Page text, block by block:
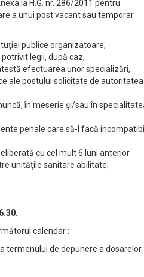
la H.G. nr. 286/2011 pentru
a unui post vacant sau temporar
publice organizatoare;
potrivit legii, după caz;
efectuarea unor specializări,
ale postului solicitate de autoritatea
în meserie şi/sau în
penale care să-l facă incompatibil
cu cel mult 6 luni anterior
unităţile sanitare abilitate;
calendar :
termenului de depunere a dosarelor.